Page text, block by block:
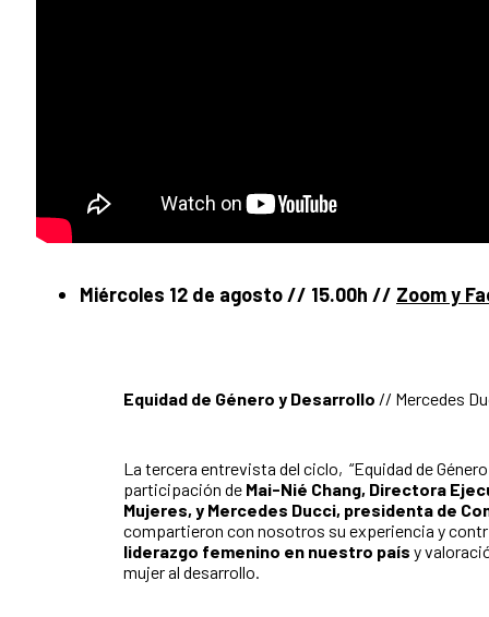
Miércoles 12 de agosto // 15.00h // Zoom y
Equidad de Género y Desarrollo // Mercedes
La tercera entrevista del ciclo, “Equidad de
participación de Mai-Nié Chang, Directora
Mujeres, y Mercedes Ducci, presidenta de
compartieron con nosotros su experiencia y
liderazgo femenino en nuestro país y
mujer al desarrollo.